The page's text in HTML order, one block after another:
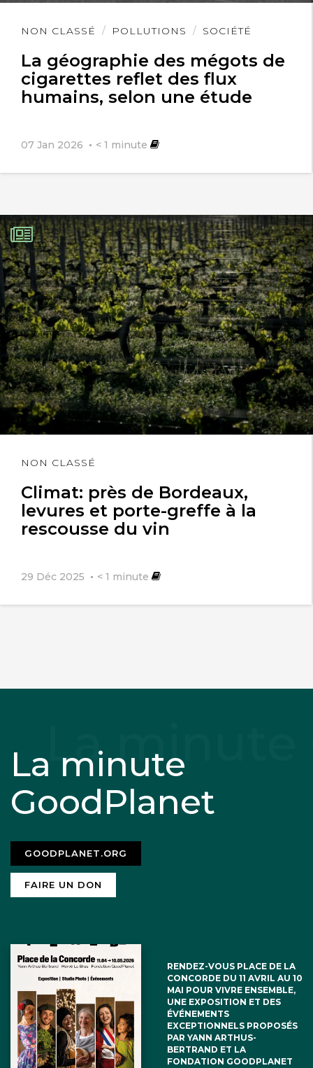
NON CLASSÉ POLLUTIONS SOCIÉTÉ
La géographie des mégots de
cigarettes reflet des flux
humains, selon une étude
07 Jan 2026 < 1 minute
Lire
NON CLASSÉ
Climat: près de Bordeaux,
levures et porte-greffe à la
rescousse du vin
29 Déc 2025 < 1 minute
Lire
La minute
GoodPlanet
GOODPLANET.ORG
FAIRE UN DON
RENDEZ-VOUS PLACE DE LA
CONCORDE DU 11 AVRIL AU 10
MAI POUR VIVRE ENSEMBLE,
UNE EXPOSITION ET DES
ÉVÉNEMENTS
EXCEPTIONNELS PROPOSÉS
PAR YANN ARTHUS-
BERTRAND ET LA
FONDATION GOODPLANET